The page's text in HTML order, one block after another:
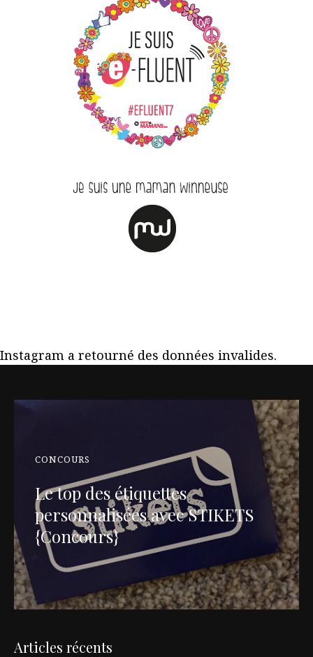
Instagram a retourné des données invalides.
CONCOURS
Le top des étiquettes
personnalisées avec STIKETS
{Concours}
Articles récents